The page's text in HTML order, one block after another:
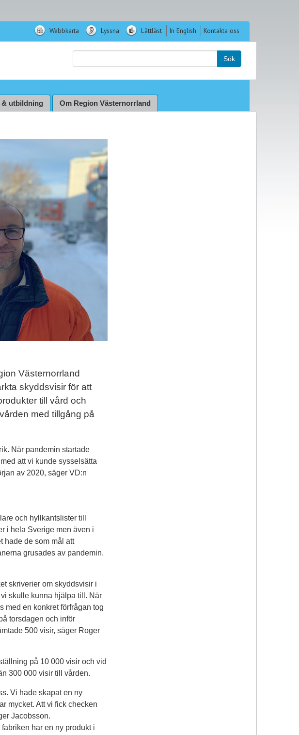
Webbkarta Lyssna Lättläst In English Kontakta oss
Sök
& utbildning Om Region Västernorrland
Västernorrland
skyddsvisir för att
till vård och
med tillgång på
När pandemin startade
att vi kunde sysselsätta
av 2020, säger VD:n
och hyllkantslister till
i hela Sverige men även i
hade de som mål att
grusades av pandemin.
skriverier om skyddsvisir i
skulle kunna hjälpa till. När
med en konkret förfrågan tog
torsdagen och inför
500 visir, säger Roger
på 10 000 visir och vid
300 000 visir till vården.
Vi hade skapat en ny
mycket. Att vi fick checken
Jacobsson.
har en ny produkt i